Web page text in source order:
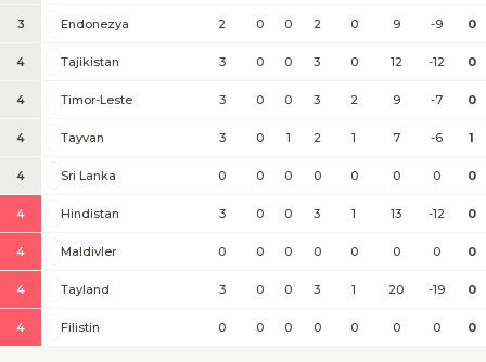
3 Endonezya 2 0 0 2 0 9 -9 0
4 Tajikistan 3 0 0 3 0 12 -12 0
4 Timor-Leste 3 0 0 3 2 9 -7 0
4 Tayvan 3 0 1 2 1 7 -6 1
4 Sri Lanka 0 0 0 0 0 0 0 0
4 Hindistan 3 0 0 3 1 13 -12 0
4 Maldivler 0 0 0 0 0 0 0 0
4 Tayland 3 0 0 3 1 20 -19 0
4 Filistin 0 0 0 0 0 0 0 0